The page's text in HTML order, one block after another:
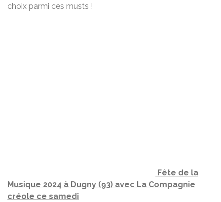
choix parmi ces musts !
Fête de la
Musique 2024 à Dugny (93) avec La Compagnie
créole ce samedi